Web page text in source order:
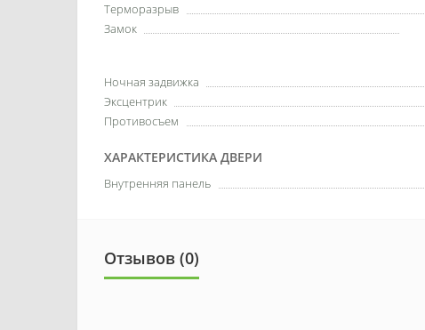
Терморазрыв
Замок
Ночная задвижка
Эксцентрик
Противосъем
ХАРАКТЕРИСТИКА ДВЕРИ
Внутренняя панель
Отзывов (0)